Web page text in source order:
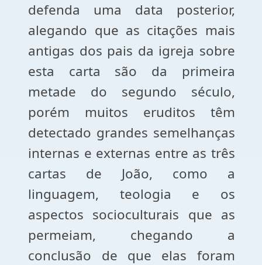
defenda uma data posterior,
alegando que as citações mais
antigas dos pais da igreja sobre
esta carta são da primeira
metade do segundo século,
porém muitos eruditos têm
detectado grandes semelhanças
internas e externas entre as três
cartas de João, como a
linguagem, teologia e os
aspectos socioculturais que as
permeiam, chegando a
conclusão de que elas foram